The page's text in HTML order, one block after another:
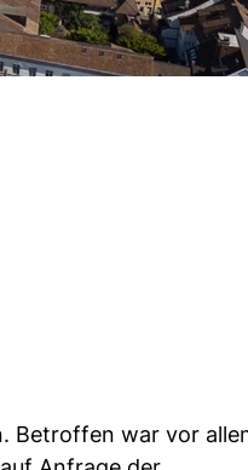
Betroffen war vor